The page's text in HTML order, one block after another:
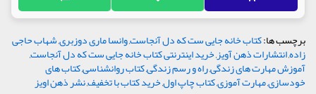
برچسب ها:کتاب خانه جایی ست که دل آنجاست,وانسا ماری دوزبری,شهاب حاجی
زاده,انتشارات ذهن آویز,خرید اینترنتی کتاب خانه جایی ست که دل آنجاست,
آموزش مهارت های زندگی,راه و رسم زندگی,کتاب روانشناسی,کتاب های
خودسازی,مهارت آموزی,کتاب چاپ اول,خرید کتاب با تخفیف,نشر ذهن اویز